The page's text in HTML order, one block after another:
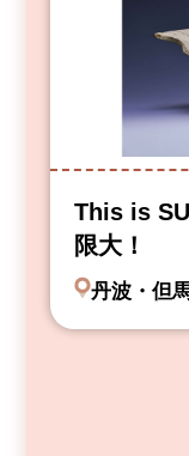
This is
限大！
丹波・但